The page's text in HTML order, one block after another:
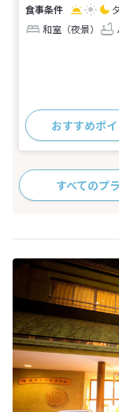
和室（夜景）
おすすめポ
すべてのプ